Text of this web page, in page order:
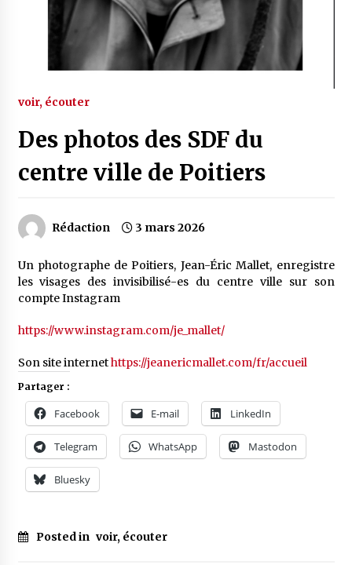
voir, écouter
Des photos des SDF du
centre ville de Poitiers
Rédaction 3 mars 2026
Un photographe de Poitiers, Jean-Éric Mallet, enregistre
les visages des invisibilisé-es du centre ville sur son
compte Instagram
https://www.instagram.com/je_mallet/
Son site internethttps://jeanericmallet.com/fr/accueil
Partager :
Facebook E-mail LinkedIn
Telegram WhatsApp Mastodon
Bluesky
Posted in voir, écouter